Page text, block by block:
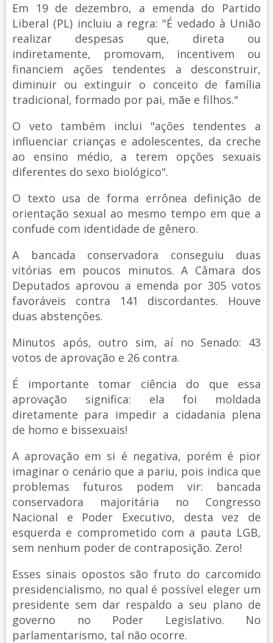
Em 19 de dezembro, a emenda do Partido
Liberal (PL) incluiu a regra: "É vedado à União
realizar despesas que, direta ou
indiretamente, promovam, incentivem ou
financiem ações tendentes a desconstruir,
diminuir ou extinguir o conceito de família
tradicional, formado por pai, mãe e filhos."
O veto também inclui "ações tendentes a
influenciar crianças e adolescentes, da creche
ao ensino médio, a terem opções sexuais
diferentes do sexo biológico".
O texto usa de forma errônea definição de
orientação sexual ao mesmo tempo em que a
confude com identidade de gênero.
A bancada conservadora conseguiu duas
vitórias em poucos minutos. A Câmara dos
Deputados aprovou a emenda por 305 votos
favoráveis contra 141 discordantes. Houve
duas abstenções.
Minutos após, outro sim, aí no Senado: 43
votos de aprovação e 26 contra.
É importante tomar ciência do que essa
aprovação significa: ela foi moldada
diretamente para impedir a cidadania plena
de homo e bissexuais!
A aprovação em si é negativa, porém é pior
imaginar o cenário que a pariu, pois indica que
problemas futuros podem vir: bancada
conservadora majoritária no Congresso
Nacional e Poder Executivo, desta vez de
esquerda e comprometido com a pauta LGB,
sem nenhum poder de contraposição. Zero!
Esses sinais opostos são fruto do carcomido
presidencialismo, no qual é possível eleger um
presidente sem dar respaldo a seu plano de
governo no Poder Legislativo. No
parlamentarismo, tal não ocorre.